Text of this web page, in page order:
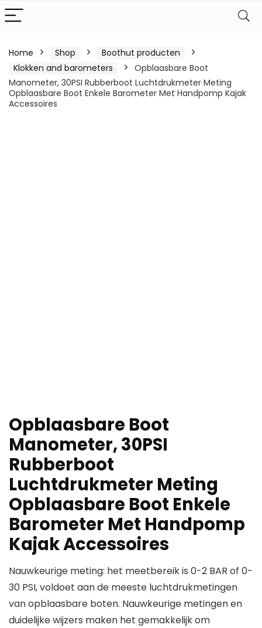
Home Shop
Boothut producten
Klokken and barometers
Opblaasbare Boot
Manometer, 30PSI Rubberboot Luchtdrukmeter Meting
Opblaasbare Boot Enkele Barometer Met Handpomp Kajak
Accessoires
Opblaasbare Boot
Manometer, 30PSI
Rubberboot
Luchtdrukmeter Meting
Opblaasbare Boot Enkele
Barometer Met Handpomp
Kajak Accessoires
Nauwkeurige meting: het meetbereik is 0-2 BAR of 0-
30 PSI, voldoet aan de meeste luchtdrukmetingen
van opblaasbare boten. Nauwkeurige metingen en
duidelijke wijzers maken het gemakkelijk om